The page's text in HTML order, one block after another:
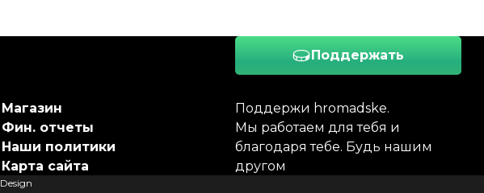
Поддержать
Поддержи hromadske.
Мы работаем для тебя и
благодаря тебе. Будь нашим
другом
Магазин
Фин. отчеты
Наши политики
Карта сайта
Design